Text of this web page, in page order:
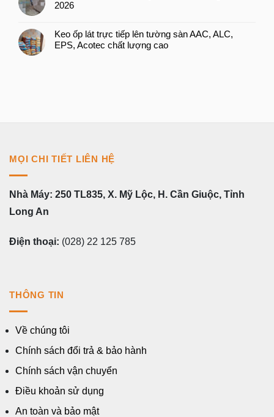
2026
Keo ốp lát trực tiếp lên tường sàn AAC, ALC,
EPS, Acotec chất lượng cao
MỌI CHI TIẾT LIÊN HỆ
Nhà Máy: 250 TL835, X. Mỹ Lộc, H. Cần Giuộc, Tỉnh
Long An
Điện thoại: (028) 22 125 785
THÔNG TIN
Về chúng tôi
Chính sách đổi trả & bảo hành
Chính sách vận chuyển
Điều khoản sử dụng
An toàn và bảo mật